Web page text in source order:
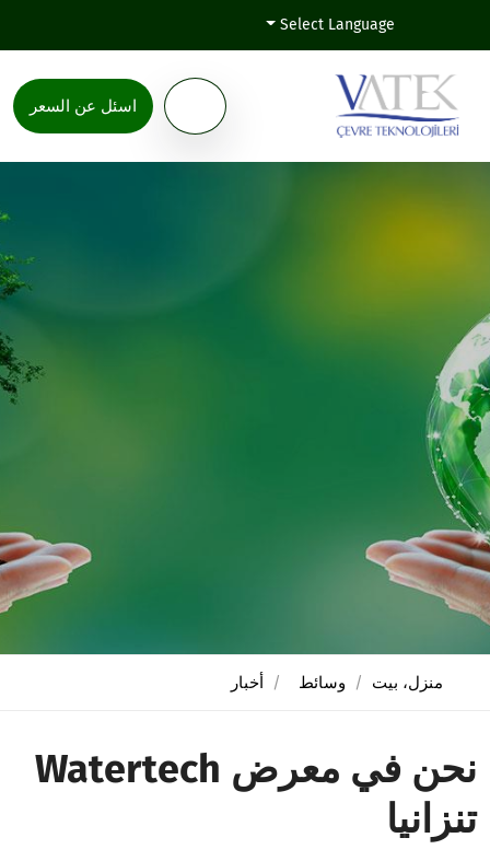
Select Language
اسئل عن السعر
منزل، بيت وسائط أخبار
نحن في معرض Watertech
تنزانيا